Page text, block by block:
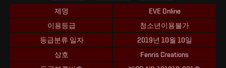
제명
EVE Online
이용등급
청소년이용불가
등급분류 일자
2019년 10월 10일
상호
Fenris Creations